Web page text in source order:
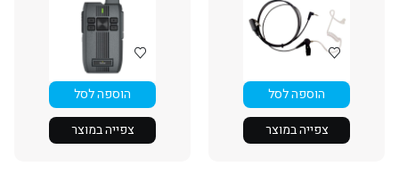
הוספה לסל
צפייה במוצר
הוספה לסל
צפייה במוצר